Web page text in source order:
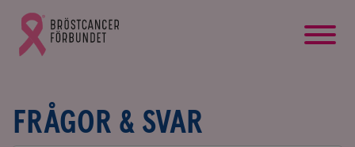
Gå
till
Bröstcancerförbundets
FRÅGOR & SVAR